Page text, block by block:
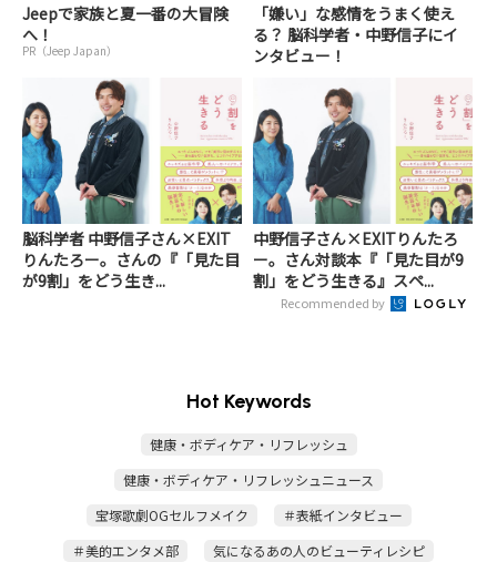
Jeepで家族と夏一番の大冒険
へ！
PR（Jeep Japan）
「嫌い」な感情をうまく使え
る？ 脳科学者・中野信子にイ
ンタビュー！
脳科学者 中野信子さん×EXIT
りんたろー。さんの『「見た目
が9割」をどう生き...
中野信子さん×EXITりんたろ
ー。さん対談本『「見た目が9
割」をどう生きる』スペ...
Recommended by
Hot Keywords
健康・ボディケア・リフレッシュ
健康・ボディケア・リフレッシュニュース
宝塚歌劇OGセルフメイク
＃表紙インタビュー
＃美的エンタメ部
気になるあの人のビューティレシピ